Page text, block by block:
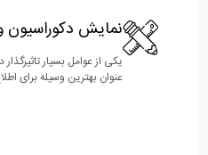
نمایش
یکی از عوامل بسیار
عنوان بهترین وسیله برای